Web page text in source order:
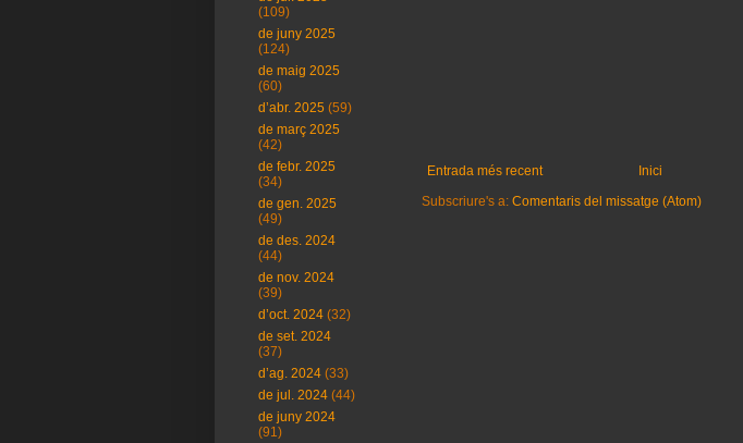
Entrada més recent
Inici
Subscriure's a: Comentaris del missatge (Atom)
(109)
de juny 2025
(124)
de maig 2025
(60)
d’abr. 2025 (59)
de març 2025
(42)
de febr. 2025
(34)
de gen. 2025
(49)
de des. 2024
(44)
de nov. 2024
(39)
d’oct. 2024 (32)
de set. 2024
(37)
d’ag. 2024 (33)
de jul. 2024 (44)
de juny 2024
(91)